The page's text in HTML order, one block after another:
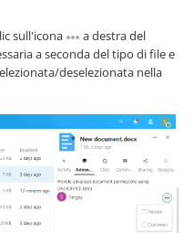
sull'icona
a destra del
a seconda del tipo di file e
deselezionata nella